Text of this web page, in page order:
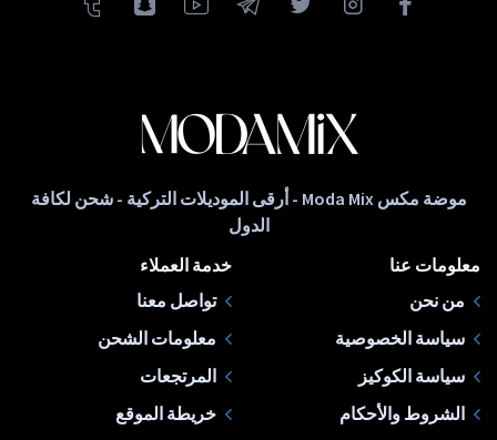
موضة مكس Moda Mix - أرقى الموديلات التركية - شحن لكافة
الدول
معلومات عنا
من نحن
سياسة الخصوصية
سياسة الكوكيز
الشروط والأحكام
خدمة العملاء
تواصل معنا
معلومات الشحن
المرتجعات
خريطة الموقع